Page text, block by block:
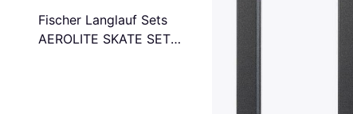
Fischer Langlauf Sets
AEROLITE SKATE SET